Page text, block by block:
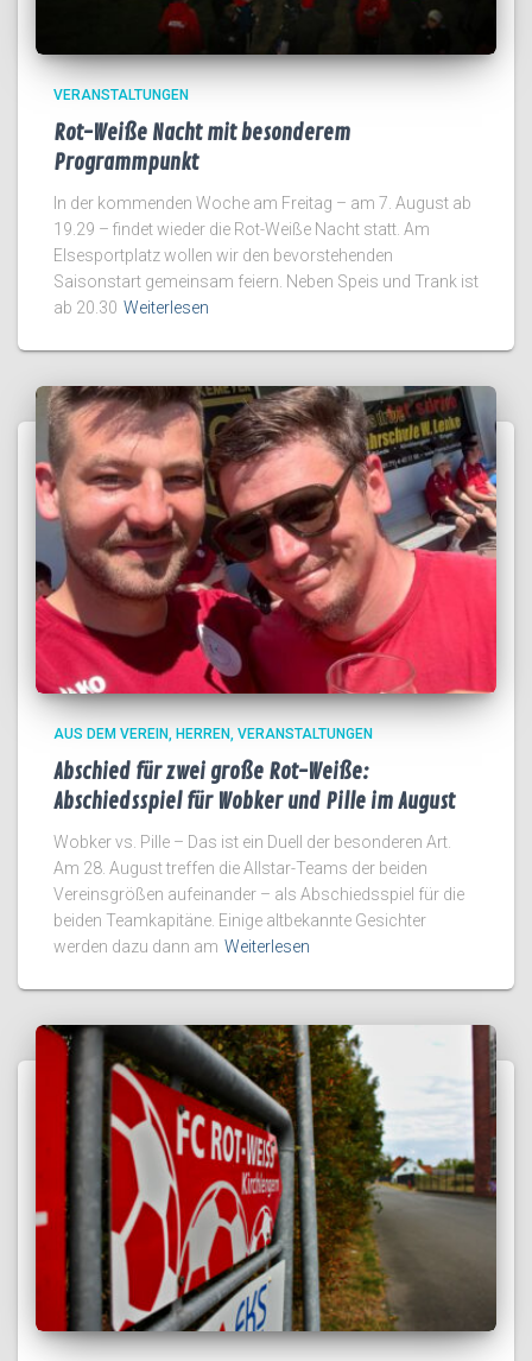
VERANSTALTUNGEN
Rot-Weiße Nacht mit besonderem
Programmpunkt
In der kommenden Woche am Freitag – am 7. August ab
19.29 – findet wieder die Rot-Weiße Nacht statt. Am
Elsesportplatz wollen wir den bevorstehenden
Saisonstart gemeinsam feiern. Neben Speis und Trank ist
ab 20.30 Weiterlesen
AUS DEM VEREIN HERREN VERANSTALTUNGEN
Abschied für zwei große Rot-Weiße:
Abschiedsspiel für Wobker und Pille im August
Wobker vs. Pille – Das ist ein Duell der besonderen Art.
Am 28. August treffen die Allstar-Teams der beiden
Vereinsgrößen aufeinander – als Abschiedsspiel für die
beiden Teamkapitäne. Einige altbekannte Gesichter
werden dazu dann am Weiterlesen